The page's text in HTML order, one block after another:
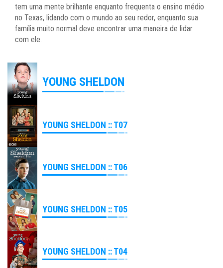
tem uma mente brilhante enquanto frequenta o ensino médio
no Texas, lidando com o mundo ao seu redor, enquanto sua
família muito normal deve encontrar uma maneira de lidar
com ele.
YOUNG SHELDON
YOUNG SHELDON :: T07
YOUNG SHELDON :: T06
YOUNG SHELDON :: T05
YOUNG SHELDON :: T04